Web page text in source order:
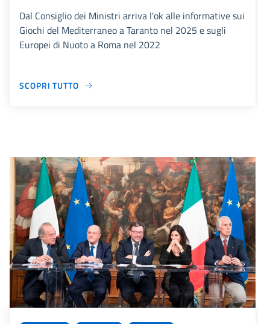
Dal Consiglio dei Ministri arriva l'ok alle informative sui
Giochi del Mediterraneo a Taranto nel 2025 e sugli
Europei di Nuoto a Roma nel 2022
SCOPRI TUTTO